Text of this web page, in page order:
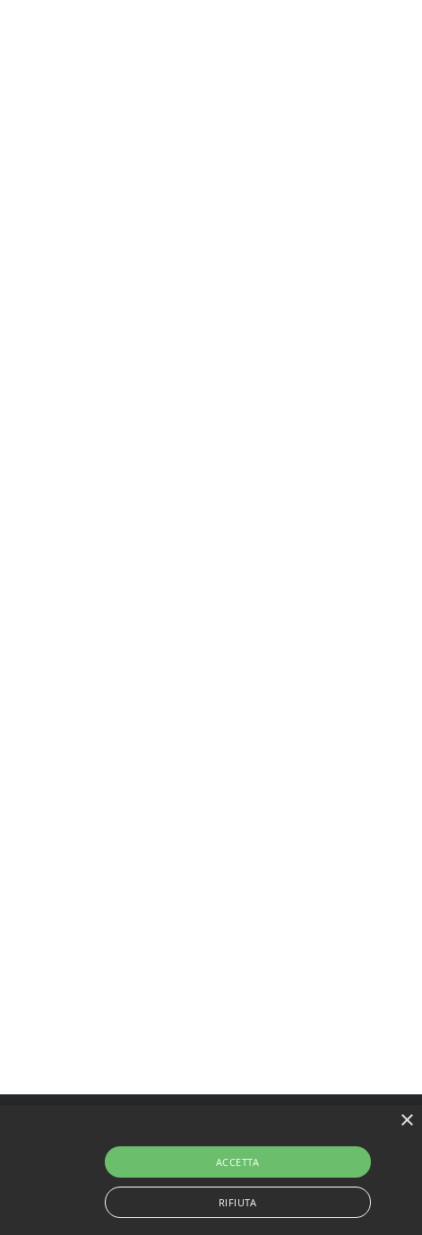
×
ACCETTA
RIFIUTA